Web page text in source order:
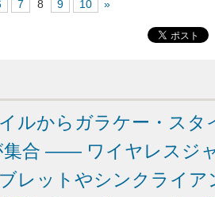
7 8 9 10 »
ルからガラケー・スタ
集合 ―― ワイヤレスジ
レットやシンクライア